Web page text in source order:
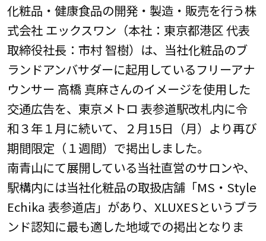
化粧品・健康食品の開発・製造・販売を行う株
式会社 エックスワン（本社：東京都港区 代表
取締役社長：市村 智樹）は、当社化粧品のブ
ランドアンバサダーに起用しているフリーアナ
ウンサー 高橋 真麻さんのイメージを使用した
交通広告を、東京メトロ 表参道駅改札内に令
和３年１月に続いて、２月15日（月）より再び
期間限定（１週間）で掲出しました。
南青山にて展開している当社直営のサロンや、
駅構内には当社化粧品の取扱店舗「MS・Style
Echika 表参道店」があり、XLUXESというブラ
ンド認知に最も適した地域での掲出となりま